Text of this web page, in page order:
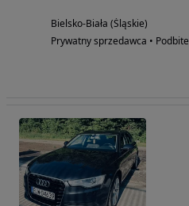
Bielsko-Biała (Śląskie)
Prywatny sprzedawca • Podbite